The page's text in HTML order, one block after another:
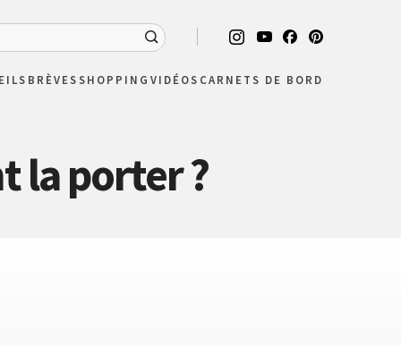
BRÈVESSHOPPING VIDÉOS CARNETS DE BORD
la porter ?